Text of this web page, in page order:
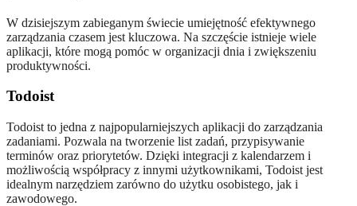
W dzisiejszym zabieganym świecie umiejętność efektywnego
zarządzania czasem jest kluczowa. Na szczęście istnieje wiele
aplikacji, które mogą pomóc w organizacji dnia i zwiększeniu
produktywności.
Todoist
Todoist to jedna z najpopularniejszych aplikacji do zarządzania
zadaniami. Pozwala na tworzenie list zadań, przypisywanie
terminów oraz priorytetów. Dzięki integracji z kalendarzem i
możliwością współpracy z innymi użytkownikami, Todoist jest
idealnym narzędziem zarówno do użytku osobistego, jak i
zawodowego.